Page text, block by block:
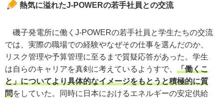
熱気に溢れたJ-POWERの若手社員との交流
磯子発電所に働くJ-POWERの若手社員と学生たちの交流
では、実際の職場での経験やなぜその仕事を選んだのか、
リスク管理や予算管理に至るまで質疑応答があった。学生
は自らのキャリアを真剣に考えているようすで、 「働くこ
と」についてより具体的なイメージをもとうと積極的に質
問をしていた。同時に日本におけるエネルギーの安定供給